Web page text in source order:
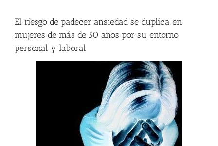
El riesgo de padecer ansiedad se duplica en
mujeres de más de 50 años por su entorno
personal y laboral